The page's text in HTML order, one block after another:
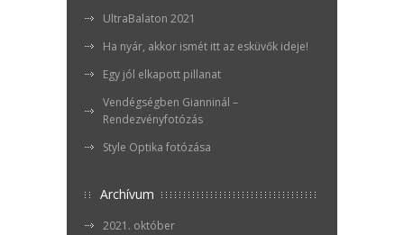
UltraBalaton 2021
Ha nyár, akkor ismét itt az esküvők ideje!
Egy jól elkapott pillanat
Vendégségben Gianninál –
Rendezvényfotózás
Style Optika fotózása
Archívum
2021. október